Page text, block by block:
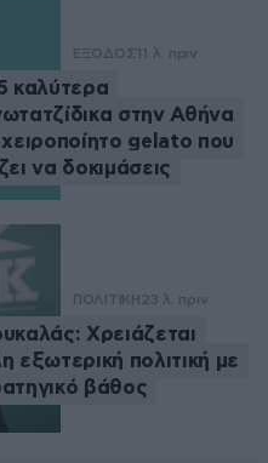
ΕΞΟΔΟΣ 11 λ. πριν
καλύτερα
στην Αθήνα
χειροποίητο gelato που
να δοκιμάσεις
ΠΟΛΙΤΙΚΗ23 λ. πριν
Xρειάζεται
εξωτερική πολιτική με
βάθος